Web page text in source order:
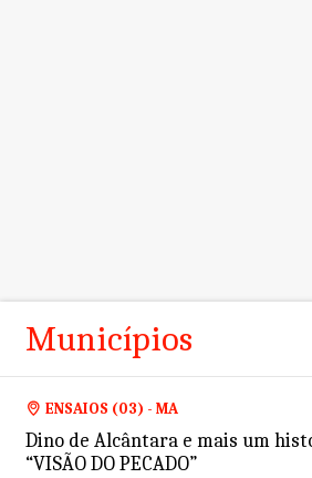
Municípios
ENSAIOS (03) - MA
Dino de Alcântara e mais um
“VISÃO DO PECADO”